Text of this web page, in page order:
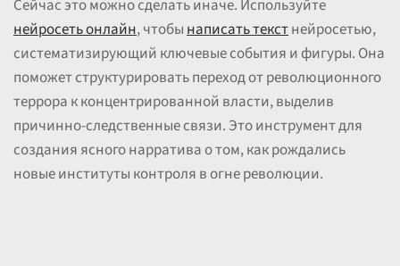
Сейчас это можно сделать иначе. Используйте
нейросеть онлайн, чтобынаписать текстнейросетью,
систематизирующий ключевые события и фигуры. Она
поможет структурировать переход от революционного
террора к концентрированной власти, выделив
причинно-следственные связи. Это инструмент для
создания ясного нарратива о том, как рождались
новые институты контроля в огне революции.